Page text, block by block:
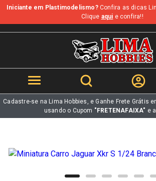
b
Iniciante em Plastimodelismo?Confira as dicas
Clique aqui e confira!!
Cadastre-se na Lima Hobbies, e Ganhe Frete Grátis
usando o Cupom "FRETENAFAIXA" e